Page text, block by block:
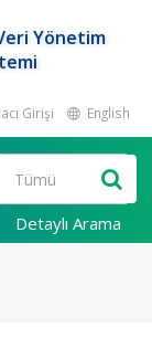
Yönetim
Girişi English
Detaylı Arama